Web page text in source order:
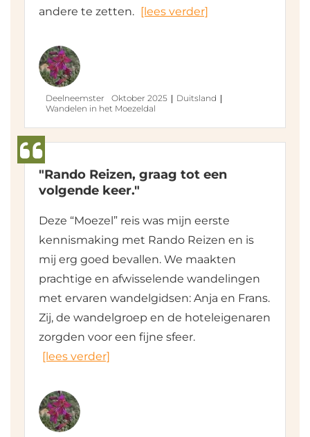
andere te zetten. [lees verder]
Deelneemster Oktober 2025
Duitsland
Wandelen in het Moezeldal
"Rando Reizen, graag tot een
volgende keer."
Deze “Moezel” reis was mijn eerste
kennismaking met Rando Reizen en is
mij erg goed bevallen. We maakten
prachtige en afwisselende wandelingen
met ervaren wandelgidsen: Anja en Frans.
Zij, de wandelgroep en de hoteleigenaren
zorgden voor een fijne sfeer.
[lees verder]